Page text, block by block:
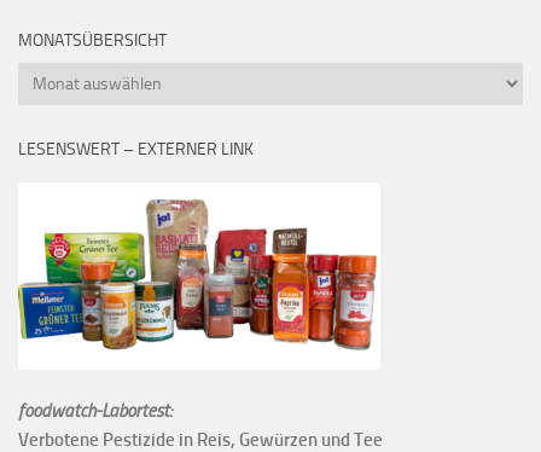
MONATSÜBERSICHT
Monatsübersicht
LESENSWERT – EXTERNER LINK
foodwatch-Labortest:
Verbotene Pestizide in Reis, Gewürzen und Tee